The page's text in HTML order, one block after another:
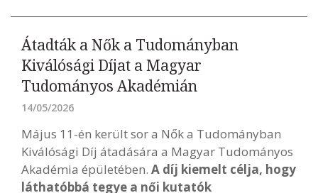
Átadták a Nők a Tudományban
Kiválósági Díjat a Magyar
Tudományos Akadémián
14/05/2026
Május 11-én került sor a Nők a Tudományban
Kiválósági Díj átadására a Magyar Tudományos
Akadémia épületében. A díj kiemelt célja, hogy
láthatóbbá tegye a női kutatók